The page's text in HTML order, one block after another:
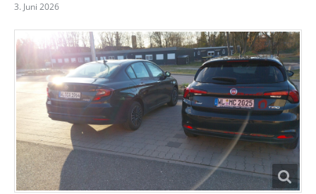
3. Juni 2026